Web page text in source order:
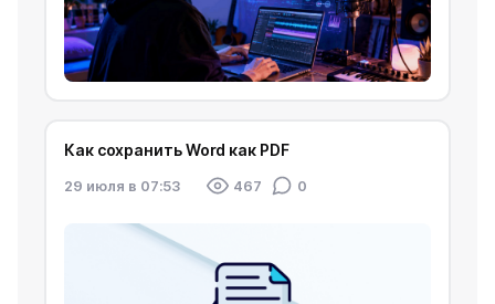
Как сохранить Word как PDF
29 июля в 07:53 467 0